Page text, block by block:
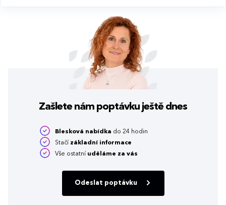
Zašlete nám poptávku ještě dnes
Blesková nabídka do 24 hodin
Stačí základní informace
Vše ostatní uděláme za vás
Odeslat poptávku